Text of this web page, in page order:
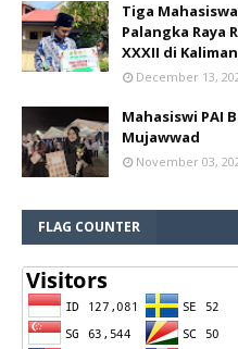
Tiga
Palangka Raya
XXXII di
December 13,
Mahasiswi PAI
Mujawwad
November 03,
FLAG COUNTER